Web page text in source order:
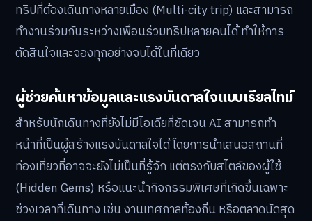
ทริปที่ต้องเดินทางหลายเมือง (Multi-city trip) และสามารถ
ทำงานร่วมกันระหว่างเพื่อนร่วมทริปหลายคนได้ ทำให้การ
ตัดสินใจและจองทุกอย่างจบได้ในที่เดียว
ผู้ช่วยค้นหาข้อมูลและแรงบันดาลใจแบบเรียลไทม์
สำหรับนักเดินทางที่ยังไม่มีไอเดียที่ชัดเจน AI สามารถทำ
หน้าที่เป็นผู้สร้างแรงบันดาลใจได้ โดยการนำเสนอสถานที่
ท่องเที่ยวที่อาจจะยังไม่เป็นที่รู้จัก แต่ตรงกับสไตล์ของผู้ใช้
(Hidden Gems) หรือแนะนำกิจกรรมพิเศษที่เกิดขึ้นเฉพาะ
ช่วงเวลาที่เดินทาง เช่น งานเทศกาลท้องถิ่น หรือตลาดนัดสุด